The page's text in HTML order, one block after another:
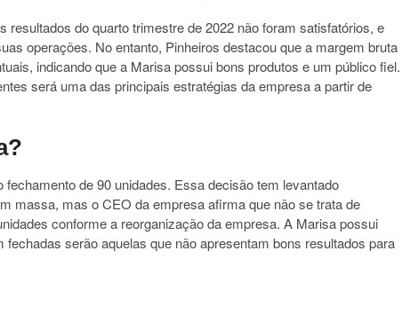
do quarto trimestre de 2022 não foram satisfatórios, e
operações. No entanto, Pinheiros destacou que a margem bruta
indicando que a Marisa possui bons produtos e um público fiel.
será uma das principais estratégias da empresa a partir de
de 90 unidades. Essa decisão tem levantado
massa, mas o CEO da empresa afirma que não se trata de
conforme a reorganização da empresa. A Marisa possui
serão aquelas que não apresentam bons resultados para